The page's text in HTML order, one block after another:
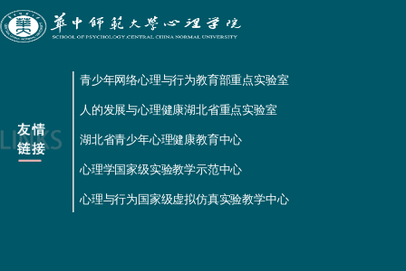
青少年网络心理与行为教育部重点实验室
人的发展与心理健康湖北省重点实验室
湖北省青少年心理健康教育中心
心理学国家级实验教学示范中心
心理与行为国家级虚拟仿真实验教学中心